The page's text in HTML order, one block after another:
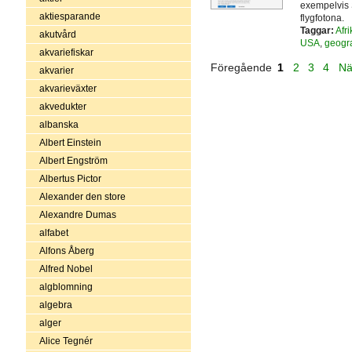
aktiesparande
akutvård
akvariefiskar
akvarier
akvarieväxter
akvedukter
albanska
Albert Einstein
Albert Engström
Albertus Pictor
Alexander den store
Alexandre Dumas
alfabet
Alfons Åberg
Alfred Nobel
algblomning
algebra
alger
Alice Tegnér
exempelvis
flygfotona.
Taggar:
USA,
Föregående 1 2 3 4